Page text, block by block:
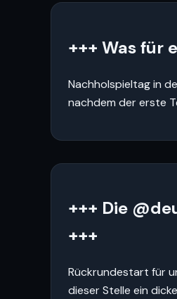
+++ Was für
Nachholspieltag in
nachdem der erste
+++ Die
+++
Rückrundestart für
dieser Stelle ein